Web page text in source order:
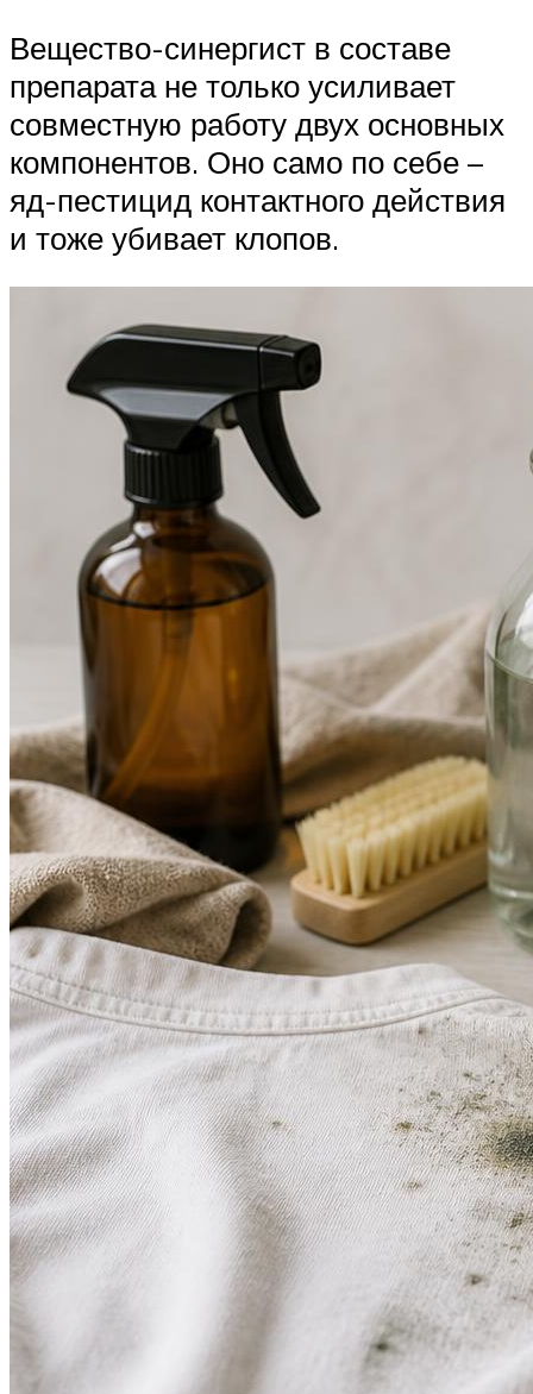
Вещество-синергист в составе
препарата не только усиливает
совместную работу двух основных
компонентов. Оно само по себе –
яд-пестицид контактного действия
и тоже убивает клопов.